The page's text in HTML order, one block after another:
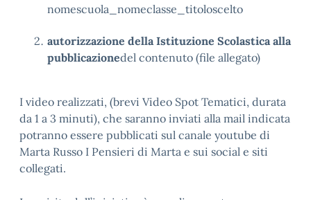
nomescuola_nomeclasse_titoloscelto
autorizzazione della Istituzione Scolastica alla
pubblicazionedel contenuto (file allegato)
I video realizzati, (brevi Video Spot Tematici, durata
da 1 a 3 minuti), che saranno inviati alla mail indicata
potranno essere pubblicati sul canale youtube di
Marta Russo I Pensieri di Marta e sui social e siti
collegati.